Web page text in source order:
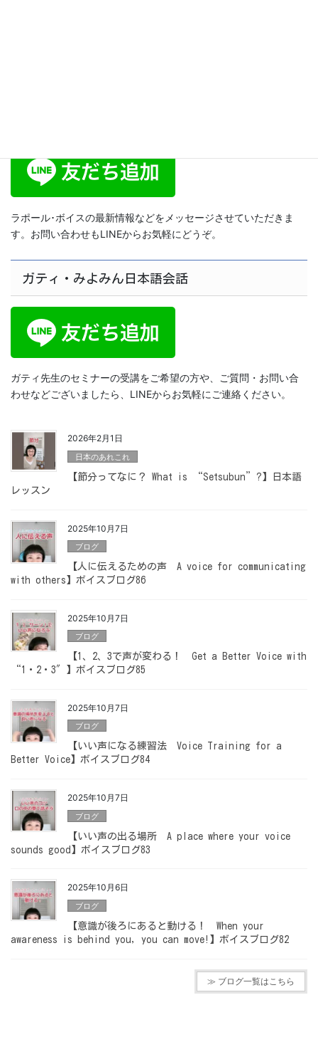
ラポール･ボイスの最新情報などをメッセージさせていただきま
す。お問い合わせもLINEからお気軽にどうぞ。
ガティ・みよみん日本語会話
ガティ先生のセミナーの受講をご希望の方や、ご質問・お問い合
わせなどございましたら、LINEからお気軽にご連絡ください。
2026年2月1日
日本のあれこれ
【節分ってなに？ What is “Setsubun”?】日本語
レッスン
2025年10月7日
ブログ
【人に伝えるための声 A voice for communicating
with others】ボイスブログ86
2025年10月7日
ブログ
【1、2、3で声が変わる！ Get a Better Voice with
“1・2・3″】ボイスブログ85
2025年10月7日
ブログ
【いい声になる練習法 Voice Training for a
Better Voice】ボイスブログ84
2025年10月7日
ブログ
【いい声の出る場所 A place where your voice
sounds good】ボイスブログ83
2025年10月6日
ブログ
【意識が後ろにあると動ける！ When your
awareness is behind you, you can move!】ボイスブログ82
≫ ブログ一覧はこちら